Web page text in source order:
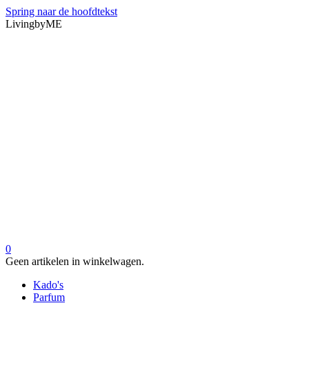
Spring naar de hoofdtekst
LivingbyME
0
Geen artikelen in winkelwagen.
Kado's
Parfum